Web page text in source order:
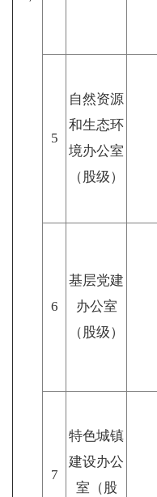
5
自然资源
和生态环
境办公室
（股级）
6
基层党建
办公室
（股级）
7
特色城镇
建设办公
室（股